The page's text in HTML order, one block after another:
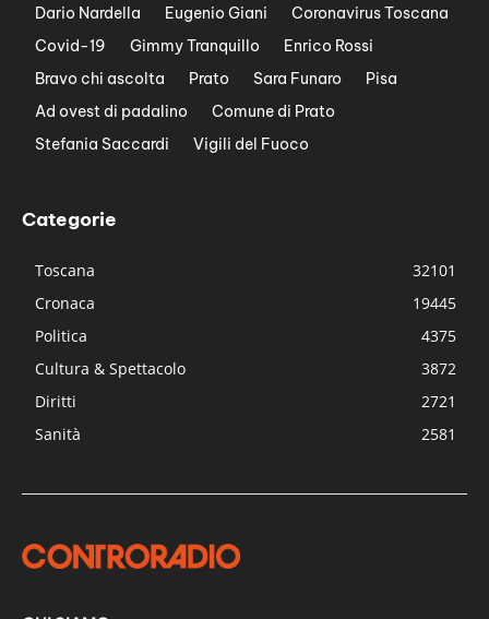
Dario Nardella
Eugenio Giani
Coronavirus Toscana
Covid-19
Gimmy Tranquillo
Enrico Rossi
Bravo chi ascolta
Prato Sara Funaro
Pisa
Ad ovest di padalino
Comune di Prato
Stefania Saccardi
Vigili del Fuoco
Categorie
Toscana
32101
Cronaca
19445
Politica
4375
Cultura & Spettacolo
3872
Diritti
2721
Sanità
2581